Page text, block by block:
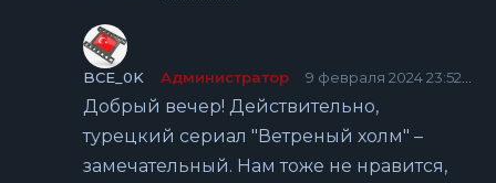
BCE_0K Администратор 9 февраля 2024 23:52
Добрый вечер! Действительно,
турецкий сериал "Ветреный холм" –
замечательный. Нам тоже не нравится,